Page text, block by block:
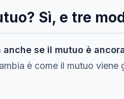
Sì, e tre
se il mutuo è
è come il mutuo viene